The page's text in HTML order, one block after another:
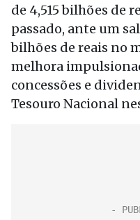
de 4,515 bilhões de
passado, ante um
bilhões de reais no
melhora
concessões e
Tesouro Nacional